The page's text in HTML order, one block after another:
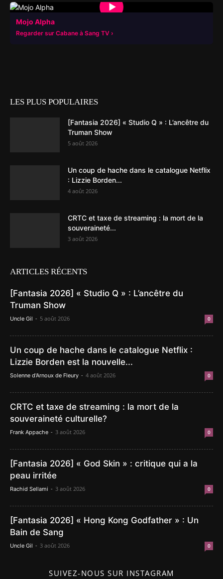
▶
Mojo Alpha
Regarder sur Cabane à Sang TV
LES PLUS POPULAIRES
[Fantasia 2026] « Studio Q » : L’ancêtre du
Truman Show
5 août 2026
Un coup de hache dans le catalogue Netflix
: Lizzie Borden...
4 août 2026
CRTC et taxe de streaming : la mort de la
souveraineté...
3 août 2026
ARTICLES RÉCENTS
[Fantasia 2026] « Studio Q » : L’ancêtre du
Truman Show
Uncle Gil - 5 août 2026 0
Un coup de hache dans le catalogue Netflix :
Lizzie Borden est la nouvelle...
Solenne d'Arnoux de Fleury - 4 août 2026 0
CRTC et taxe de streaming : la mort de la
souveraineté culturelle?
Frank Appache - 3 août 2026 0
[Fantasia 2026] « God Skin » : critique qui a la
peau irritée
Rachid Sellami - 3 août 2026 0
[Fantasia 2026] « Hong Kong Godfather » : Un
Bain de Sang
Uncle Gil - 3 août 2026 0
SUIVEZ-NOUS SUR INSTAGRAM